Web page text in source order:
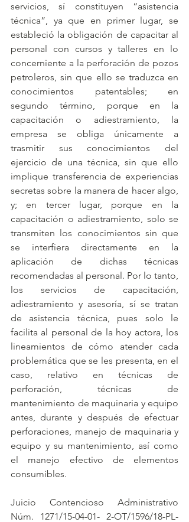
servicios, sí constituyen “asistencia
técnica”, ya que en primer lugar, se
estableció la obligación de capacitar al
personal con cursos y talleres en lo
concerniente a la perforación de pozos
petroleros, sin que ello se traduzca en
conocimientos patentables; en
segundo término, porque en la
capacitación o adiestramiento, la
empresa se obliga únicamente a
trasmitir sus conocimientos del
ejercicio de una técnica, sin que ello
implique transferencia de experiencias
secretas sobre la manera de hacer algo,
y; en tercer lugar, porque en la
capacitación o adiestramiento, solo se
transmiten los conocimientos sin que
se interfiera directamente en la
aplicación de dichas técnicas
recomendadas al personal. Por lo tanto,
los servicios de capacitación,
adiestramiento y asesoría, sí se tratan
de asistencia técnica, pues solo le
facilita al personal de la hoy actora, los
lineamientos de cómo atender cada
problemática que se les presenta, en el
caso, relativo en técnicas de
perforación, técnicas de
mantenimiento de maquinaria y equipo
antes, durante y después de efectuar
perforaciones, manejo de maquinaria y
equipo y su mantenimiento, así como
el manejo efectivo de elementos
consumibles.
Juicio Contencioso Administrativo
Núm. 1271/15-04-01- 2-OT/1596/18-PL-